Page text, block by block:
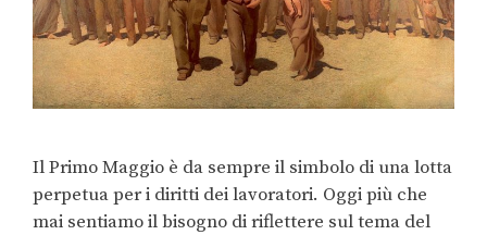
Il Primo Maggio è da sempre il simbolo di una lotta
perpetua per i diritti dei lavoratori. Oggi più che
mai sentiamo il bisogno di riflettere sul tema del